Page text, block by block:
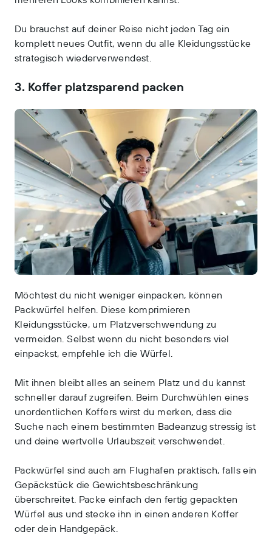
Du brauchst auf deiner Reise nicht jeden Tag ein
komplett neues Outfit, wenn du alle Kleidungsstücke
strategisch wiederverwendest.
3. Koffer platzsparend packen
Möchtest du nicht weniger einpacken, können
Packwürfel helfen. Diese komprimieren
Kleidungsstücke, um Platzverschwendung zu
vermeiden. Selbst wenn du nicht besonders viel
einpackst, empfehle ich die Würfel.
Mit ihnen bleibt alles an seinem Platz und du kannst
schneller darauf zugreifen. Beim Durchwühlen eines
unordentlichen Koffers wirst du merken, dass die
Suche nach einem bestimmten Badeanzug stressig ist
und deine wertvolle Urlaubszeit verschwendet.
Packwürfel sind auch am Flughafen praktisch, falls ein
Gepäckstück die Gewichtsbeschränkung
überschreitet. Packe einfach den fertig gepackten
Würfel aus und stecke ihn in einen anderen Koffer
oder dein Handgepäck.